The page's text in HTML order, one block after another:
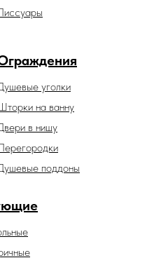
уголки
на ванну
в нишу
поддоны